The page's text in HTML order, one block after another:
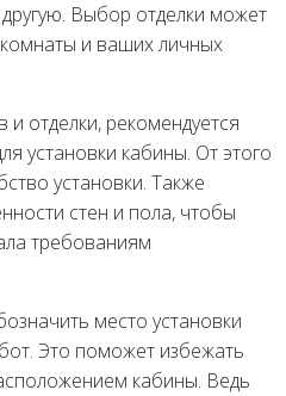
Выбор отделки может
и ваших личных
отделки, рекомендуется
установки кабины. От этого
установки. Также
стен и пола, чтобы
требованиям
место установки
Это поможет избежать
кабины. Ведь